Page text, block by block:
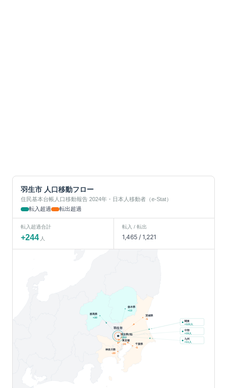
羽生市 人口移動フロー
住民基本台帳人口移動報告 2024年・日本人移動者（e-Stat）
転入超過
転出超過
転入超過合計
+244 人
転入 / 転出
1,465/ 1,221
埼玉県(他)
+110
群馬県
+30
栃木県
+13
茨城県
-5
千葉県
-5
神奈川県
-20
東京都
-31
羽生市
関東
+122人
中部
+19人
九州
+11人